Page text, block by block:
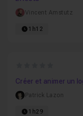
Vincent Amstutz
1h12
Créer et animer un
Patrick Lazon
1h29